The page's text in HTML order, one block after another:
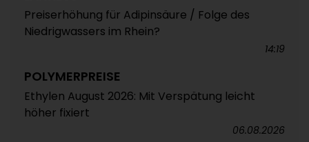
Preiserhöhung für Adipinsäure / Folge des
Niedrigwassers im Rhein?
14:19
POLYMERPREISE
Ethylen August 2026: Mit Verspätung leicht
höher fixiert
06.08.2026